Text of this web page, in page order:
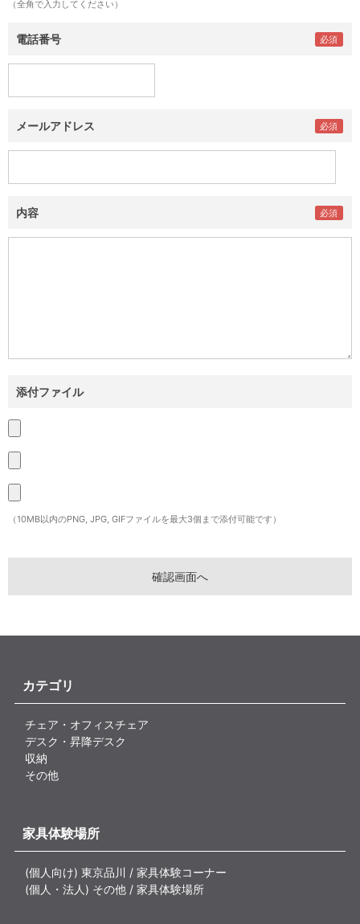
（全角で入力してください）
電話番号
メールアドレス
内容
添付ファイル
（10MB以内のPNG, JPG, GIFファイルを最大3個まで添付可能です）
カテゴリ
チェア・オフィスチェア
デスク・昇降デスク
収納
その他
家具体験場所
(個人向け) 東京品川 / 家具体験コーナー
(個人・法人) その他 / 家具体験場所